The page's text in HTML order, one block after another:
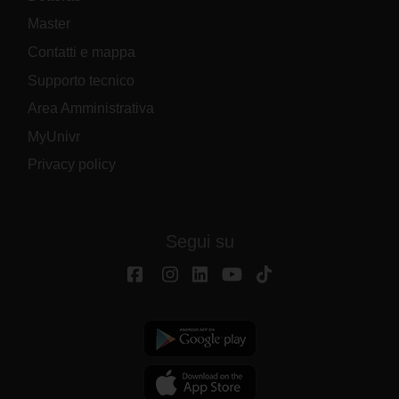
Master
Contatti e mappa
Supporto tecnico
Area Amministrativa
MyUnivr
Privacy policy
Segui su